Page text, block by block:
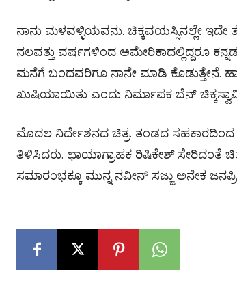
ನಾನು ಮಳವಳ್ಳಿಯವನು. ಚಿಕ್ಕವಯಸ್ಸಿನಲ್ಲೇ ಇದೇ
ನಲವತ್ತು ವರ್ಷಗಳಿಂದ ಅಮೇರಿಕಾದಲ್ಲಿದ್ದರೂ
ಮನೆಗೆ‌ ಬಂದವರಿಗೂ ನಾನೇ ಮಾಡಿ ಕೊಡುತ್ತೇನೆ.
ಖುಷಿಯಾಯಿತು ಎಂದು ನಿರ್ಮಾಪಕ ಬೆನ್
ಮೊದಲ ನಿರ್ದೇಶನದ ಚಿತ್ರ‌. ತಂಡದ ಸಹಕಾರದಿಂದ
ತಿಳಿಸಿದರು. ಛಾಯಾಗ್ರಾಹಕ ರಿಷಿಕೇಶ್ ಸೇರಿದಂತೆ
ಸಮಾರಂಭಕ್ಕೂ ಮುನ್ನ ನವೀನ್ ಸಜ್ಜು ಅನೇಕ